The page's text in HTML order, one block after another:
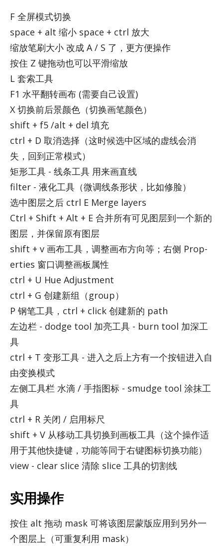
F 全屏模式切换
space + alt 缩小 space + ctrl 放大
缩放笔刷大小 改成 A / S 了，更方便操作
按住 Z 键拖动也可以平滑缩放
L 套索工具
F1 水平翻转画布 (需要自己设置)
X 切换前后景颜色（切换画笔颜色）
shift + f5 /alt + del 填充
ctrl + D 取消选择（这时候选中区域的虚线会消
失，回到正常模式）
矩形工具 - 线条工具 用来画直线
fil­ter - 液化工具（微调线条形状，比如修脸）
选中图层之后 ctrl E Merge lay­ers
Ctrl + Shift + Alt + E 合并所有可见图层到一个新的
图层，并保留原有图层
shift + v 画布工具，调整画布方向等；右侧 Prop­
er­ties 窗口调整画板属性
ctrl + U Hue Ad­just­ment
ctrl + G 创建新组（group）
P 钢笔工具，ctrl + click 创建新的 path
左边栏 - dodge tool 加亮工具 - burn tool 加深工
具
ctrl + T 变形工具 - 进入之后上方有一个按钮进入自
由变换模式
左侧工具栏 水滴 / 手指图标 - smudge tool 涂抹工
具
ctrl + R 关闭 / 启用标尺
shift + V 从移动工具切换到画板工具（这个操作适
用于其他快捷键，功能等同于右键图标切换功能）
view - clear slice 清除 slice 工具的切割线
实用操作
按住 alt 拖动 mask 可将该图层蒙版应用到另外一
个图层上（可重复利用 mask）